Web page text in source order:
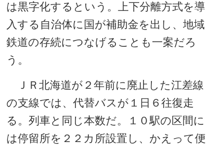
は黒字化するという。上下分離方式を導
入する自治体に国が補助金を出し、地域
鉄道の存続につなげることも一案だろ
う。
ＪＲ北海道が２年前に廃止した江差線
の支線では、代替バスが１日６往復走
る。列車と同じ本数だ。１０駅の区間に
は停留所を２２カ所設置し、かえって便